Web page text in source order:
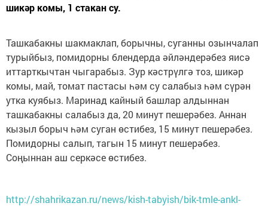
шикәр комы, 1 стакан су.
Ташкабакны шакмаклап, борычны, суганны озынчалап
турыйбыз, помидорны блендерда әйләндерәбез яисә
иттарткычтан чыгарабыз. Зур кәстрүлгә тоз, шикәр
комы, май, томат пастасы һәм су салабыз һәм сүрән
утка куябыз. Маринад кайный башлар алдыннан
ташкабакны салабыз да, 20 минут пешерәбез. Аннан
кызыл борыч һәм суган өстибез, 15 минут пешерәбез.
Помидорны салып, тагын 15 минут пешерәбез.
Соңыннан аш серкәсе өстибез.
http://shahrikazan.ru/news/kish-tabyish/bik-tmle-ankl-